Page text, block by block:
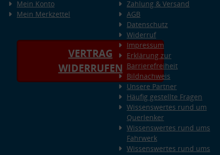
Mein Konto
Mein Merkzettel
VERTRAG
WIDERRUFEN
Zahlung & Versand
AGB
Datenschutz
Widerruf
Impressum
Erklärung zur
Barrierefreiheit
Bildnachweis
Unsere Partner
Häufig gestellte Fragen
Wissenswertes rund um
Querlenker
Wissenswertes rund ums
Fahrwerk
Wissenswertes rund ums